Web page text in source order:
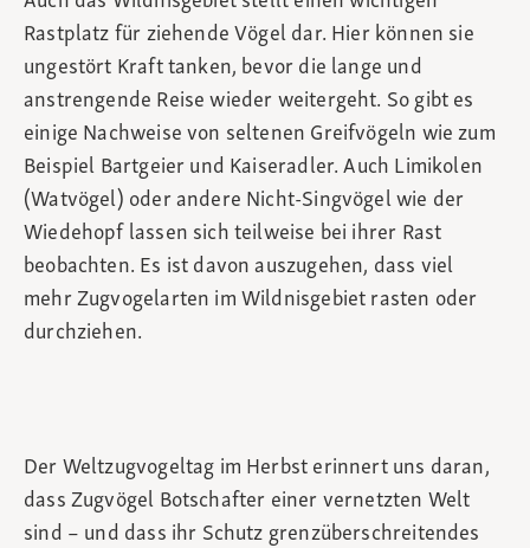
Rastplatz für ziehende Vögel dar. Hier können sie
ungestört Kraft tanken, bevor die lange und
anstrengende Reise wieder weitergeht. So gibt es
einige Nachweise von seltenen Greifvögeln wie zum
Beispiel Bartgeier und Kaiseradler. Auch Limikolen
(Watvögel) oder andere Nicht-Singvögel wie der
Wiedehopf lassen sich teilweise bei ihrer Rast
beobachten. Es ist davon auszugehen, dass viel
mehr Zugvogelarten im Wildnisgebiet rasten oder
durchziehen.
Der Weltzugvogeltag im Herbst erinnert uns daran,
dass Zugvögel Botschafter einer vernetzten Welt
sind – und dass ihr Schutz grenzüberschreitendes